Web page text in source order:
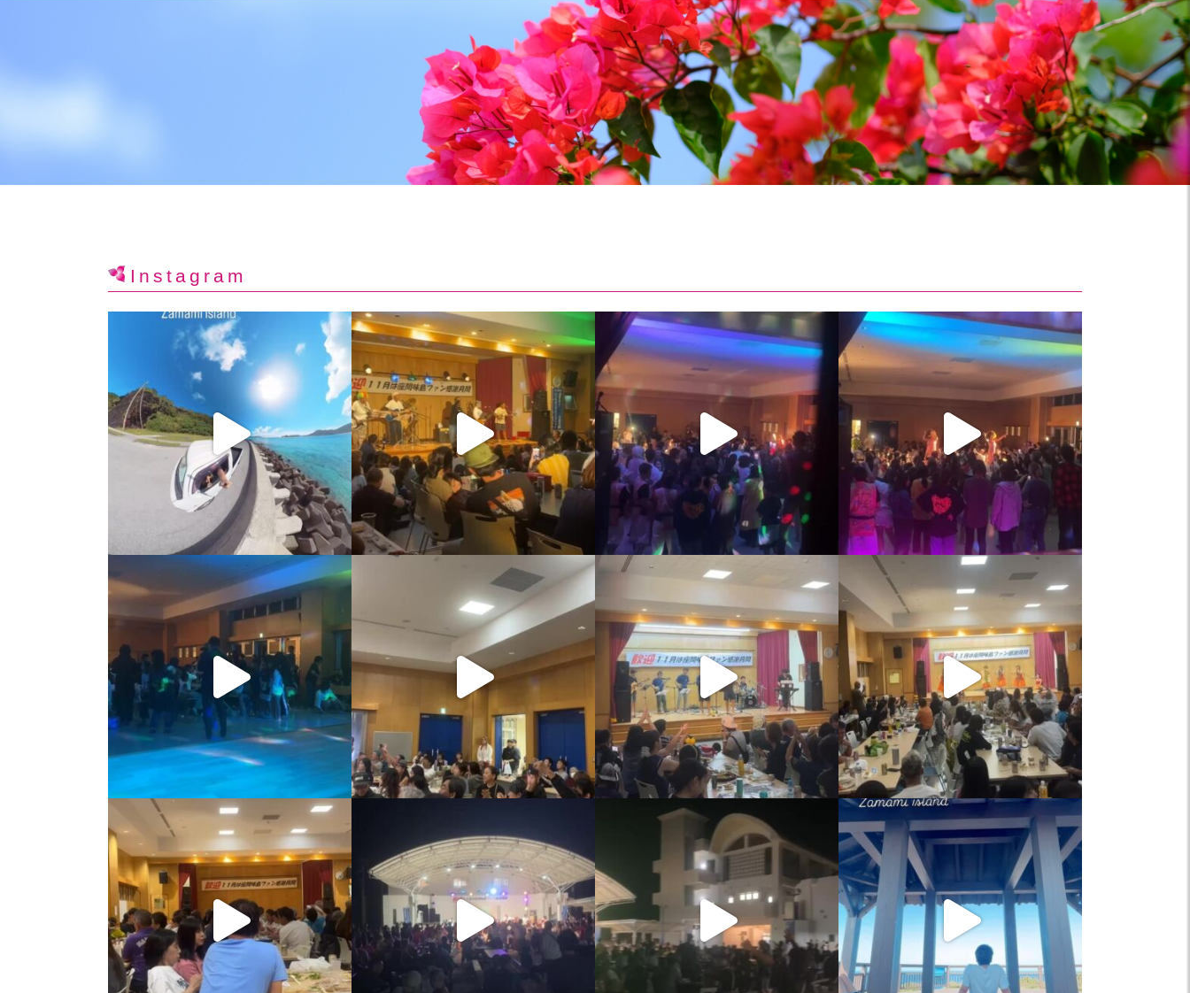
Instagram